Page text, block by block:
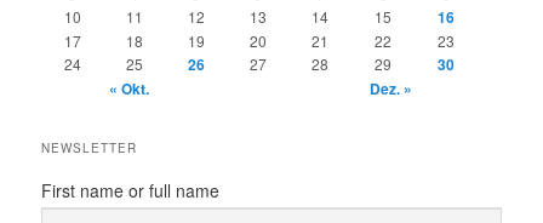
10
11 12 13 14 15 16
17 18 19 20 21 22
23
24
25 26 27 28 29
30
« Okt.
Dez. »
NEWSLETTER
First name or full name